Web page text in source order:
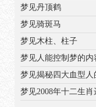
梦见丹顶鹤
梦见骑斑马
梦见木柱、柱子
梦见人能控制梦的内
梦见揭秘四大血型人
梦见2008年十二生